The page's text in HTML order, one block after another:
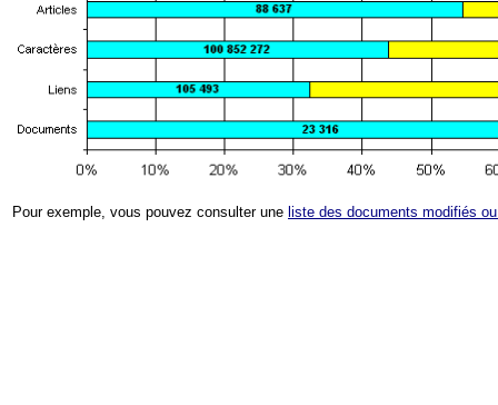
Pour exemple, vous pouvez consulter une liste des documents modifiés